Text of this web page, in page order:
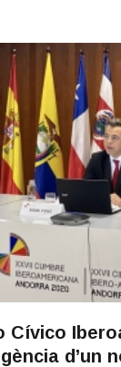
Cívico
d’un